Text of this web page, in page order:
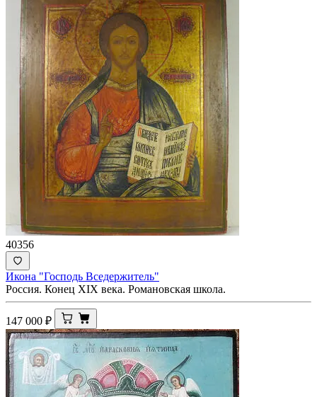
40356
Икона "Господь Вседержитель"
Россия. Конец XIX века. Романовская школа.
147 000 ₽